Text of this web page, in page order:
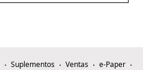
Suplementos Ventas
e-Paper